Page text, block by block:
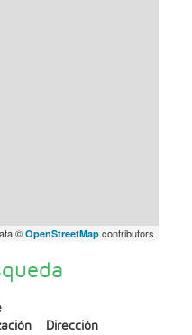
© OpenStreetMapcontributors
Dirección